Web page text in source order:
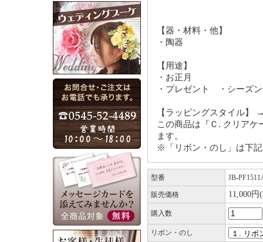
【器・材料・他】
・陶器
【用途】
・お正月
・プレゼント ・シーズ
【ラッピングスタイル】
この商品は『Ｃ. クリアケ
ます。
※「リボン・のし」は下
型番 JB-
販売価格 11,000円
購入数
リボン・のし